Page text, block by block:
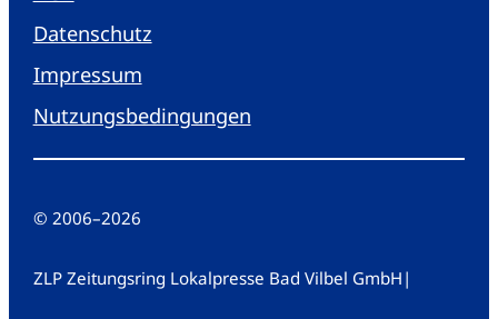
Datenschutz
Impressum
Nutzungsbedingungen
© 2006–2026
ZLP Zeitungsring Lokalpresse Bad Vilbel GmbH |